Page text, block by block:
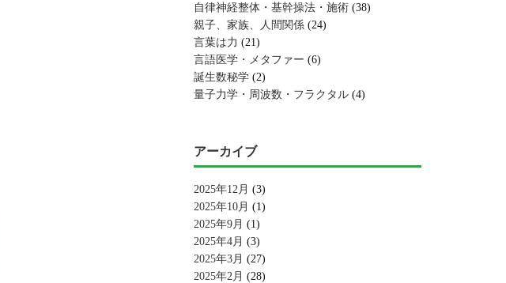
自律神経整体・基幹操法・施術 (38)
親子、家族、人間関係 (24)
言葉は力 (21)
言語医学・メタファー (6)
誕生数秘学 (2)
量子力学・周波数・フラクタル (4)
アーカイブ
2025年12月 (3)
2025年10月 (1)
2025年9月 (1)
2025年4月 (3)
2025年3月 (27)
2025年2月 (28)